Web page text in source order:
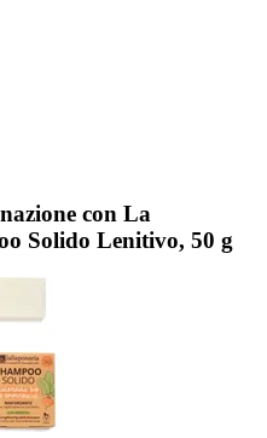
con La
Solido Lenitivo, 50 g